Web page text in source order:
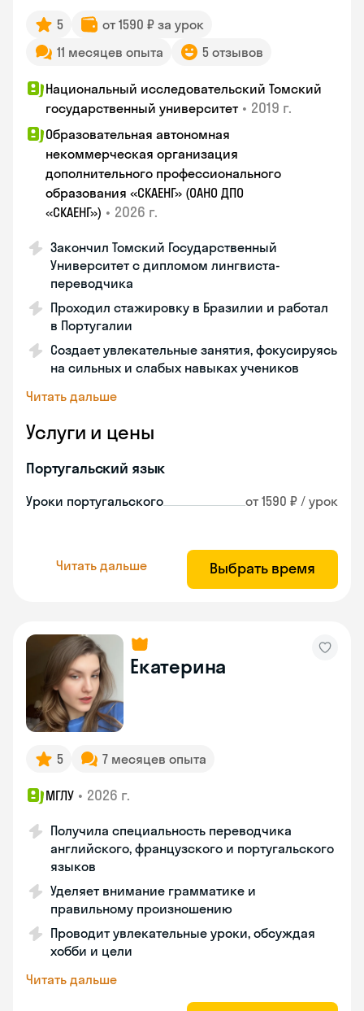
5
от 1590 ₽ за урок
11 месяцев опыта
5 отзывов
Национальный исследовательский Томский
государственный университет • 2019 г.
Образовательная автономная
некоммерческая организация
дополнительного профессионального
образования «СКАЕНГ» (ОАНО ДПО
«СКАЕНГ») • 2026 г.
Закончил Томский Государственный
Университет с дипломом лингвиста-
переводчика
Проходил стажировку в Бразилии и работал
в Португалии
Создает увлекательные занятия, фокусируясь
на сильных и слабых навыках учеников
Читать дальше
Услуги и цены
Португальский язык
Уроки португальского от 1590 ₽ / урок
Читать дальше Выбрать время
Екатерина
5 7 месяцев опыта
МГЛУ • 2026 г.
Получила специальность переводчика
английского, французского и португальского
языков
Уделяет внимание грамматике и
правильному произношению
Проводит увлекательные уроки, обсуждая
хобби и цели
Читать дальше